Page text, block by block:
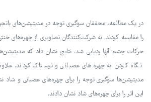
در یک مطالعه، محققان سوگیری توجه در مدیتیشن‌های
را مقایسه کردند. به شرکت‌کنندگان تصاویری از چهره‌های
حرکات چشم آنها ردیابی شد. نتایج نشان داد که
نگاه کردن به چهره‌های عصبانی و ترسناک کردند.
مدیتیشن‌ها سوگیری توجه را برای چهره‌های عصبانی و شاد
این اثر را برای چهره‌های شاد نشان دادند.